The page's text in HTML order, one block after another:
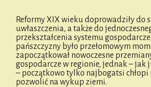
Reformy XIX wieku doprowadziły do
uwłaszczenia, a także do
przekształcenia systemu
pańszczyzny było przełomowym
zapoczątkował nowoczesne
gospodarcze w regionie, jednak – jak
– początkowo tylko najbogatsi chłopi
pozwolić na wykup ziemi.